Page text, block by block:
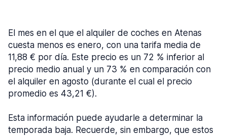
El mes en el que el alquiler de coches en Atenas
cuesta menos es enero, con una tarifa media de
11,88 € por día. Este precio es un 72 % inferior al
precio medio anual y un 73 % en comparación con
el alquiler en agosto (durante el cual el precio
promedio es 43,21 €).
Esta información puede ayudarle a determinar la
temporada baja. Recuerde, sin embargo, que estos